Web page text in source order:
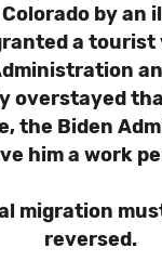
by an
a tourist
overstayed
the Biden
him a work
migration
reversed.